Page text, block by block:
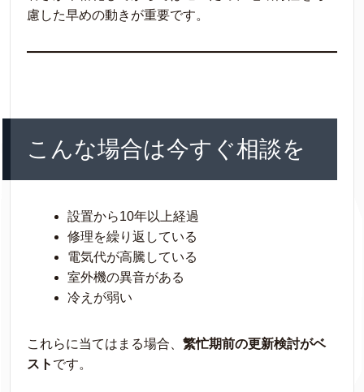
慮した早めの動きが重要です。
こんな場合は今すぐ相談を
設置から10年以上経過
修理を繰り返している
電気代が高騰している
室外機の異音がある
冷えが弱い
これらに当てはまる場合、 繁忙期前の更新検討がベ
スト です。